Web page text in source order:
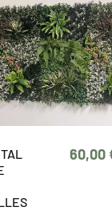
60,00